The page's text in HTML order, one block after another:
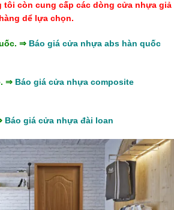
tôi còn cung cấp các dòng cửa nhựa giả
dể lựa chọn.
⇒ Báo giá cửa nhựa abs hàn quốc
⇒ Báo giá cửa nhựa composite
Báo giá cửa nhựa đài loan